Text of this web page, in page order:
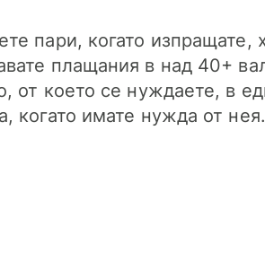
пари, когато изпращате,
плащания в над 40+
от което се нуждаете, в
когато имате нужда от нея.